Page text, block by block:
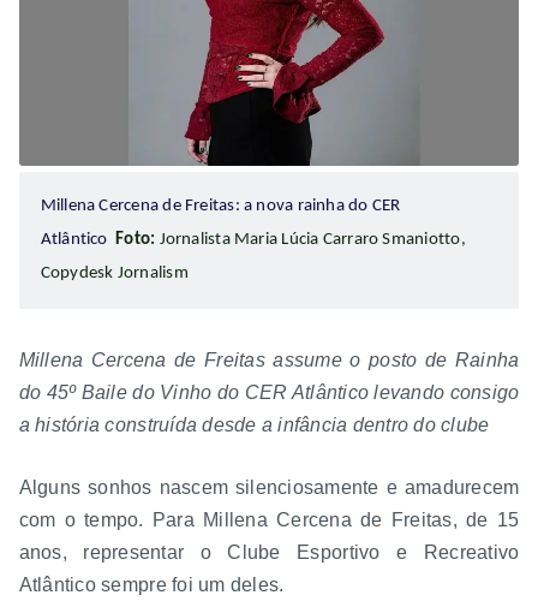
Millena Cercena de Freitas: a nova rainha do CER
AtlânticoFoto: Jornalista Maria Lúcia Carraro Smaniotto,
Copydesk Jornalism
Millena Cercena de Freitas assume o posto de Rainha
do 45º Baile do Vinho do CER Atlântico levando consigo
a história construída desde a infância dentro do clube
Alguns sonhos nascem silenciosamente e amadurecem
com o tempo. Para Millena Cercena de Freitas, de 15
anos, representar o Clube Esportivo e Recreativo
Atlântico sempre foi um deles.